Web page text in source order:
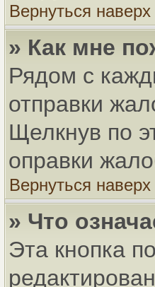
Вернуться наверх
» Как мне
Рядом с
отправки
Щелкнув по
оправки
Вернуться наверх
» Что
Эта кнопка